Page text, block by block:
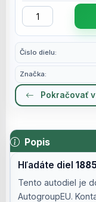
Číslo dielu:
Značka:
Pokračovať
Popis
Hľadáte diel
Tento autodiel je
AutogroupEU.